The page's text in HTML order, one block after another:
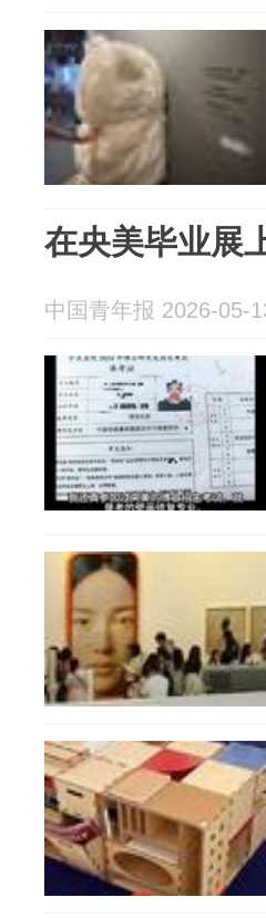
在央美毕业展
中国青年报 2026-05-